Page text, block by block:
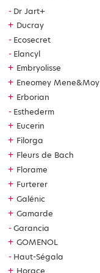
Dr Jart+
+ Ducray
Ecosecret
Elancyl
+ Embryolisse
+ Eneomey Mene&Moy
+ Erborian
Esthederm
+ Eucerin
+ Filorga
+ Fleurs de Bach
+ Florame
+ Furterer
+ Galénic
+ Gamarde
Garancia
+ GOMENOL
Haut-Ségala
Horace